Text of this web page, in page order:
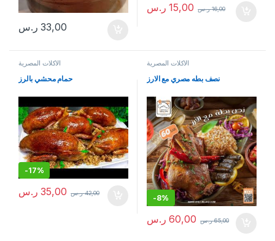
33,00 ر.س
15,00 ر.س 16,00 ر.س
الاكلات المصرية
حمام محشي بالرز
-17%
35,00 ر.س 42,00 ر.س
الاكلات المصرية
نصف بطه مصري مع الارز
-8%
60,00 ر.س 65,00 ر.س